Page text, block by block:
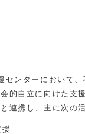
ンターにおいて、
的自立に向けた支
連携し、主に次の